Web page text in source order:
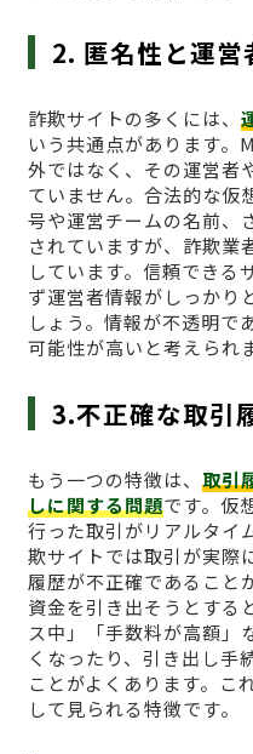
2. 匿名性と運営
詐欺サイトの多くには、
いう共通点があります
外ではなく、その運営者
ていません。合法的な仮
号や運営チームの名前、
されていますが、詐欺業
しています。信頼できる
ず運営者情報がしっかり
しょう。情報が不透明で
可能性が高いと考えられ
3.不正確な取引
もう一つの特徴は、 取引
しに関する問題です。仮
行った取引がリアルタイ
欺サイトでは取引が実際
履歴が不正確であること
資金を引き出そうとする
ス中」「手数料が高額」
くなったり、引き出し手
ことがよくあります。こ
して見られる特徴です。